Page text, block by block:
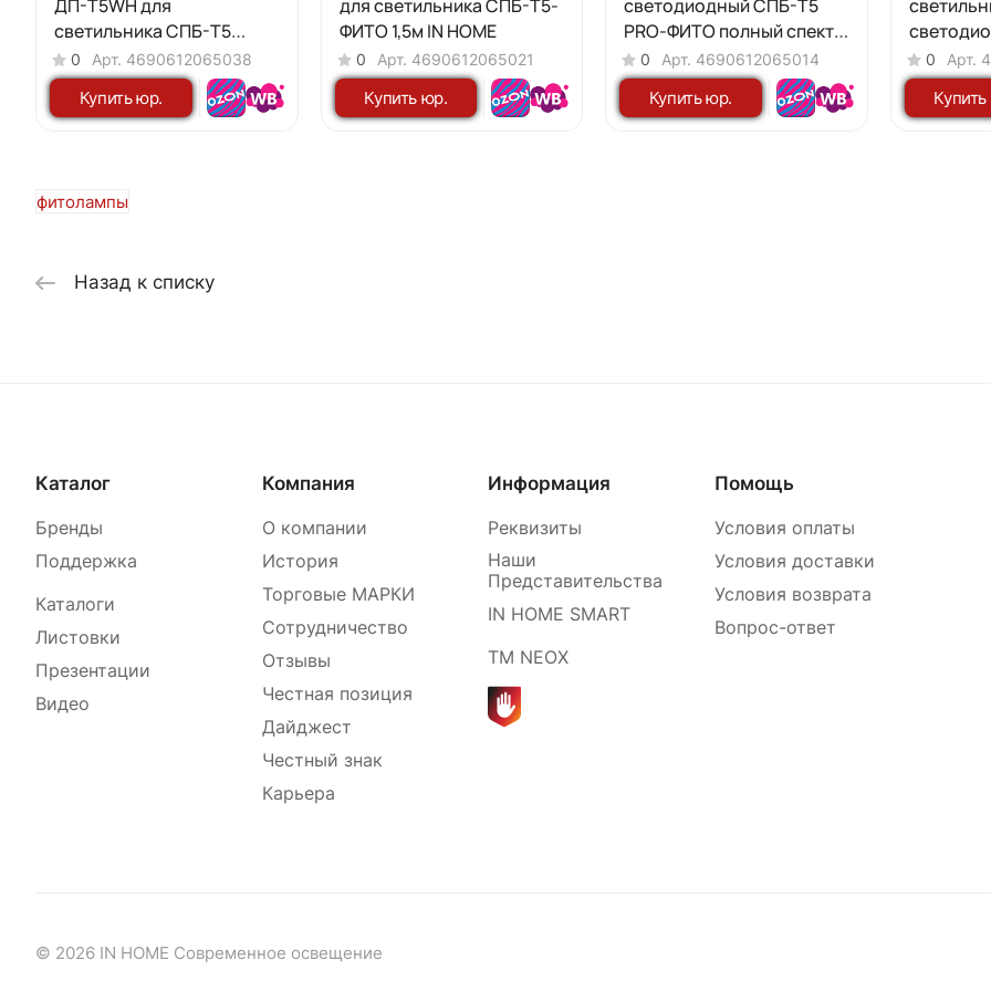
ДП-Т5WH для
светильника СПБ-Т5
белый (2шт в комплекте)
IN HOME
0 Арт. 4690612065038
Купить юр.
для светильника СПБ-Т5-
ФИТО 1,5м IN HOME
0 Арт. 4690612065021
Купить юр.
светодиодный СПБ-Т5
PRO-ФИТО полный спектр
15Вт 230B 600мм IN HOME
0 Арт. 4690612065014
Купить юр.
ФИТО IN
0 Арт.
фитолампы
Назад к списку
Каталог
Бренды
Поддержка
Каталоги
Листовки
Презентации
Видео
Компания
О компании
История
Торговые МАРКИ
Сотрудничество
Отзывы
Честная позиция
Дайджест
Честный знак
Карьера
Информация
Реквизиты
Наши
Представительства
IN HOME SMART
ТМ NEOX
Помощь
Условия оплаты
Условия доставки
Условия возврата
Вопрос-ответ
© 2026 IN HOME Современное освещение